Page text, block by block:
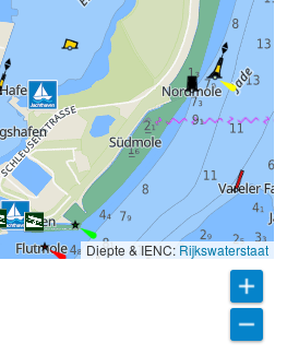
Diepte & IENC: Rijkswaterstaat